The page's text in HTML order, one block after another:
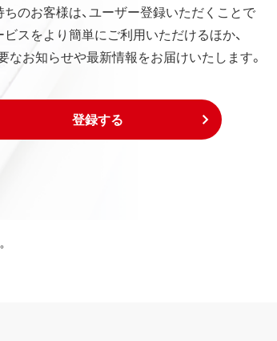
のお客様は、ユーザー登録いただくことで
スをより簡単にご利用いただけるほか、
なお知らせや最新情報をお届けいたします。
登録する